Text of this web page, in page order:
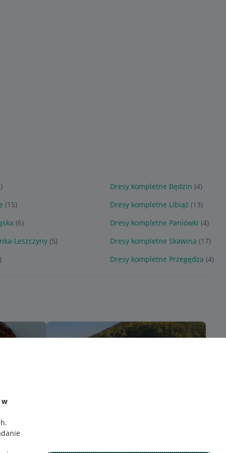
w
.
Dresy kompletne Będzin (4)
(15) Dresy kompletne Libiąż (13)
(6) Dresy kompletne Paniówki (4)
Leszczyny (5) Dresy kompletne Skawina (17)
Dresy kompletne Przegędza (4)